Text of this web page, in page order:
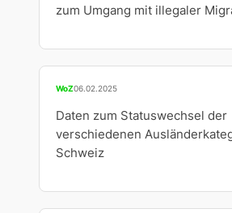
zum Umgang mit illegaler
WoZ06.02.2025
Daten zum Statuswechsel der
verschiedenen
Schweiz